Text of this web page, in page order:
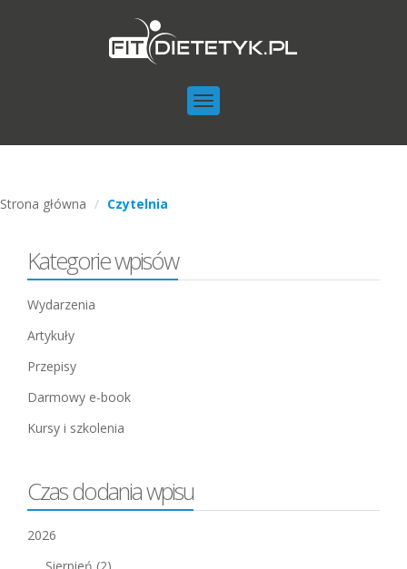
Toggle
navigation
Strona główna Czytelnia
Kategorie wpisów
Wydarzenia
Artykuły
Przepisy
Darmowy e-book
Kursy i szkolenia
Czas dodania wpisu
2026